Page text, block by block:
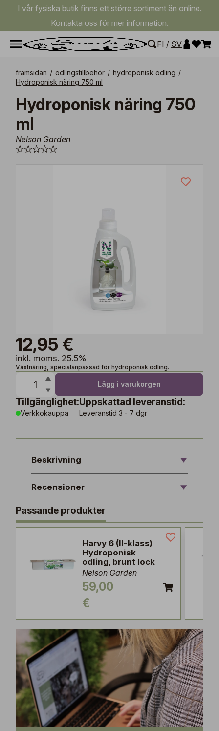
I vår fysiska butik finns ett större sortiment än online.
Kontakta oss för mer information.
FI / SV
framsidan / odlingstillbehör / hydroponisk odling /
Hydroponisk näring 750 ml
Hydroponisk näring 750
ml
Nelson Garden
12,95 €
inkl. moms. 25.5%
Växtnäring, specialanpassad för hydroponisk odling.
Lägg i varukorgen
Tillgänglighet:
Verkkokauppa
Uppskattad leveranstid:
Leveranstid 3 - 7 dgr
Beskrivning
Recensioner
Passande produkter
Harvy 6 (II-klass)
Hydroponisk
odling, brunt lock
Nelson Garden
59,00
€